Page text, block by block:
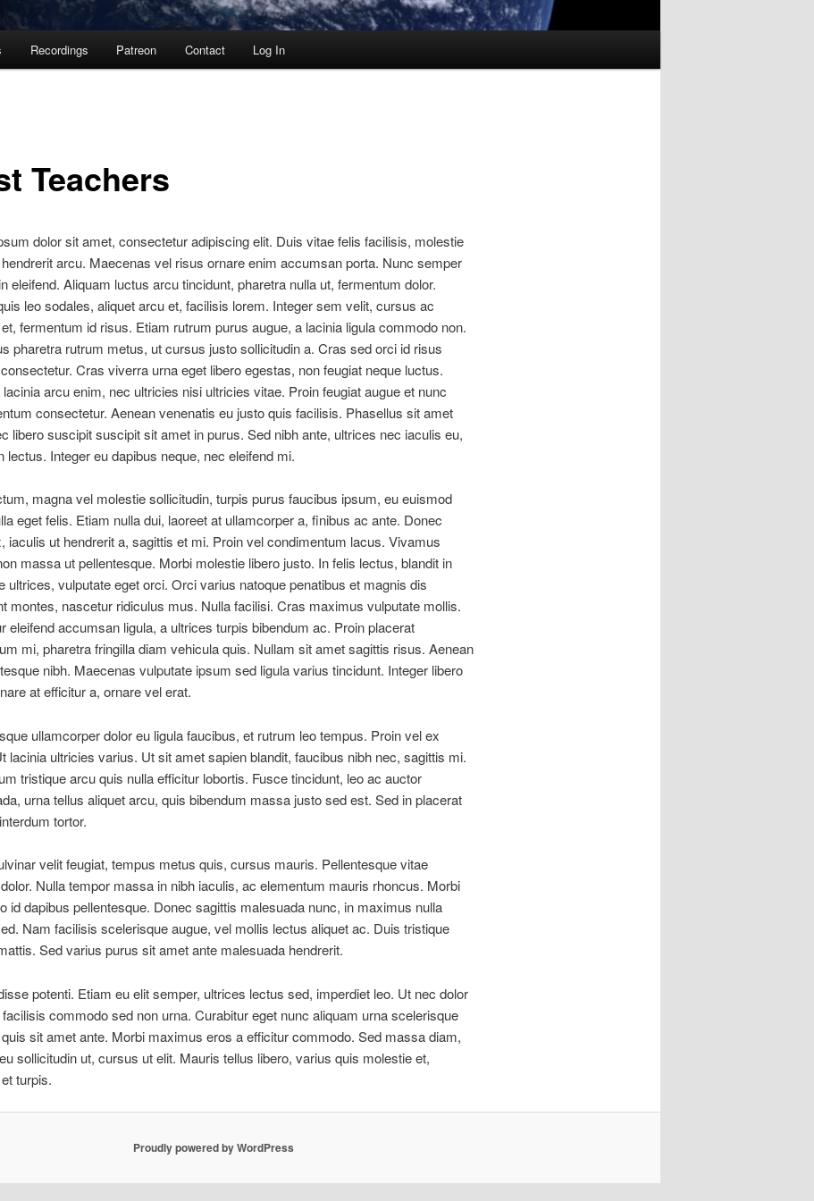
Recordings Patreon Contact Log In
Teachers
dolor sit amet, consectetur adipiscing elit. Duis vitae felis facilisis, molestie
arcu. Maecenas vel risus ornare enim accumsan porta. Nunc semper
eleifend. Aliquam luctus arcu tincidunt, pharetra nulla ut, fermentum dolor.
leo sodales, aliquet arcu et, facilisis lorem. Integer sem velit, cursus ac
fermentum id risus. Etiam rutrum purus augue, a lacinia ligula commodo non.
pharetra rutrum metus, ut cursus justo sollicitudin a. Cras sed orci id risus
Cras viverra urna eget libero egestas, non feugiat neque luctus.
arcu enim, nec ultricies nisi ultricies vitae. Proin feugiat augue et nunc
consectetur. Aenean venenatis eu justo quis facilisis. Phasellus sit amet
libero suscipit suscipit sit amet in purus. Sed nibh ante, ultrices nec iaculis eu,
lectus. Integer eu dapibus neque, nec eleifend mi.
magna vel molestie sollicitudin, turpis purus faucibus ipsum, eu euismod
eget felis. Etiam nulla dui, laoreet at ullamcorper a, finibus ac ante. Donec
iaculis ut hendrerit a, sagittis et mi. Proin vel condimentum lacus. Vivamus
massa ut pellentesque. Morbi molestie libero justo. In felis lectus, blandit in
ultrices, vulputate eget orci. Orci varius natoque penatibus et magnis dis
montes, nascetur ridiculus mus. Nulla facilisi. Cras maximus vulputate mollis.
eleifend accumsan ligula, a ultrices turpis bibendum ac. Proin placerat
mi, pharetra fringilla diam vehicula quis. Nullam sit amet sagittis risus. Aenean
nibh. Maecenas vulputate ipsum sed ligula varius tincidunt. Integer libero
at efficitur a, ornare vel erat.
ullamcorper dolor eu ligula faucibus, et rutrum leo tempus. Proin vel ex
lacinia ultricies varius. Ut sit amet sapien blandit, faucibus nibh nec, sagittis mi.
tristique arcu quis nulla efficitur lobortis. Fusce tincidunt, leo ac auctor
urna tellus aliquet arcu, quis bibendum massa justo sed est. Sed in placerat
tortor.
velit feugiat, tempus metus quis, cursus mauris. Pellentesque vitae
Nulla tempor massa in nibh iaculis, ac elementum mauris rhoncus. Morbi
id dapibus pellentesque. Donec sagittis malesuada nunc, in maximus nulla
Nam facilisis scelerisque augue, vel mollis lectus aliquet ac. Duis tristique
Sed varius purus sit amet ante malesuada hendrerit.
potenti. Etiam eu elit semper, ultrices lectus sed, imperdiet leo. Ut nec dolor
commodo sed non urna. Curabitur eget nunc aliquam urna scelerisque
sit amet ante. Morbi maximus eros a efficitur commodo. Sed massa diam,
sollicitudin ut, cursus ut elit. Mauris tellus libero, varius quis molestie et,
turpis.
Proudly powered by WordPress